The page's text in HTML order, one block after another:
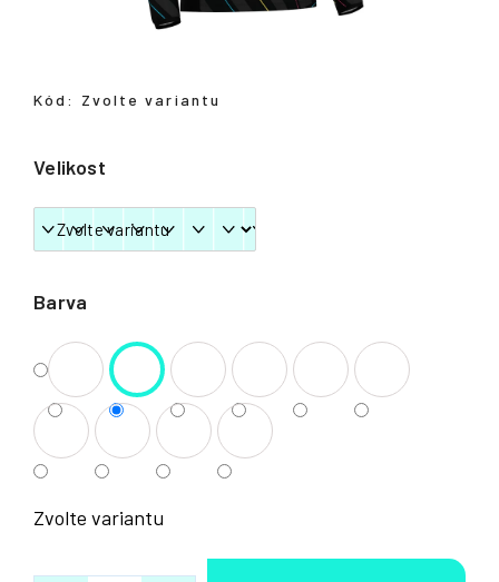
Barva
Velikost
Zvolte variantu
Kód: Zvolte variantu